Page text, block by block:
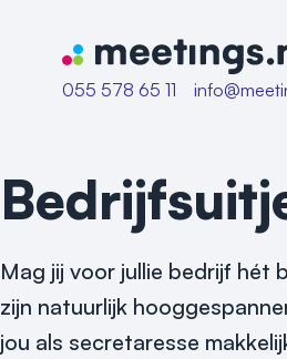
Naar home van Meetings
055 578 65 11
Mag jij voor jullie bedrijf hét
zijn natuurlijk
jou als secretaresse